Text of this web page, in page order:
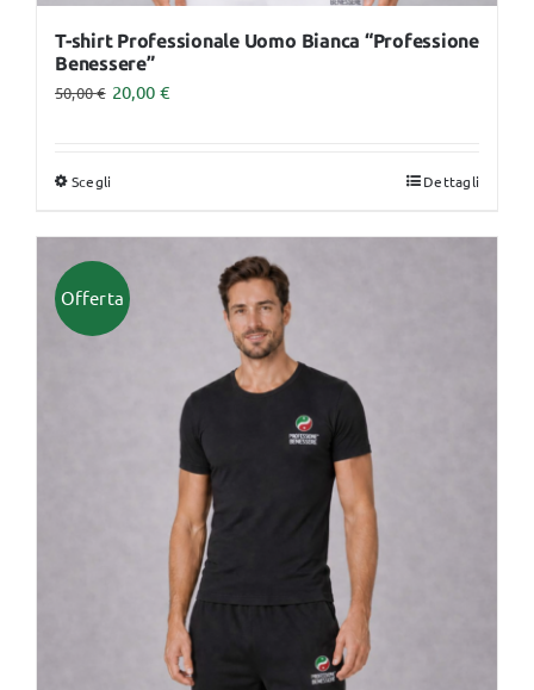
T-shirt Professionale Uomo Bianca “Professione
Benessere”
50,00€ 20,00 €
Scegli
più
varianti.
possono
prodotto
Dettagli
Offerta